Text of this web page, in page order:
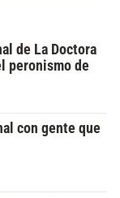
de La Doctora
peronismo de
con gente que